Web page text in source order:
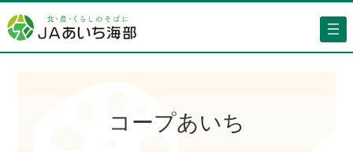
コープあいち